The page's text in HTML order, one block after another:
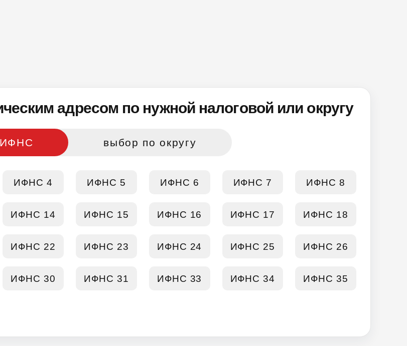
адресом по нужной налоговой или округу
выбор по округу
ИФНС 4 ИФНС 5 ИФНС 6 ИФНС 7 ИФНС 8
ИФНС 14 ИФНС 15 ИФНС 16 ИФНС 17 ИФНС 18
ИФНС 22 ИФНС 23 ИФНС 24 ИФНС 25 ИФНС 26
ИФНС 30 ИФНС 31 ИФНС 33 ИФНС 34 ИФНС 35